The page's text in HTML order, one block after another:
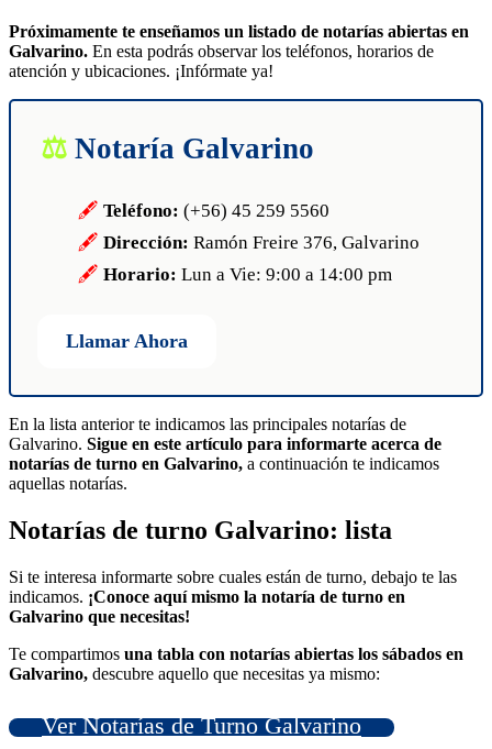
Próximamente te enseñamos un listado de notarías abiertas en
Galvarino. En esta podrás observar los teléfonos, horarios de
atención y ubicaciones. ¡Infórmate ya!
Notaría Galvarino
Teléfono: (+56) 45 259 5560
Dirección: Ramón Freire 376, Galvarino
Horario: Lun a Vie: 9:00 a 14:00 pm
Llamar Ahora
En la lista anterior te indicamos las principales notarías de
Galvarino. Sigue en este artículo para informarte acerca de
notarías de turno en Galvarino, a continuación te indicamos
aquellas notarías.
Notarías de turno Galvarino: lista
Si te interesa informarte sobre cuales están de turno, debajo te las
indicamos. ¡Conoce aquí mismo la notaría de turno en
Galvarino que necesitas!
Te compartimos una tabla con notarías abiertas los sábados en
Galvarino, descubre aquello que necesitas ya mismo:
Ver Notarías de Turno Galvarino